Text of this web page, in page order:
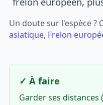
Un doute sur l'espèce ?
asiatique, Frelon
✓ À faire
Garder ses distances